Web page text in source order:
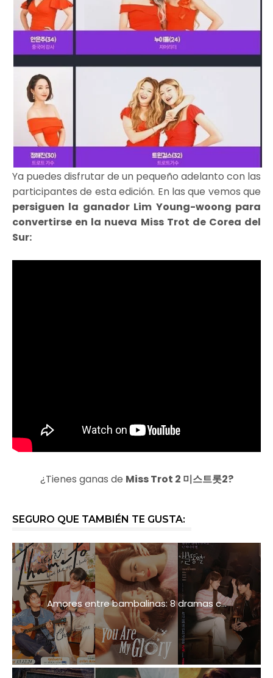
Ya puedes disfrutar de un pequeño adelanto con las
participantes de esta edición. En las que vemos que
persiguen la ganador Lim Young-woong para
convertirse en la nueva Miss Trot de Corea del
Sur:
¿Tienes ganas de Miss Trot 2 미스트롯2?
SEGURO QUE TAMBIÉN TE GUSTA:
Amores entre bambalinas: 8 dramas c...